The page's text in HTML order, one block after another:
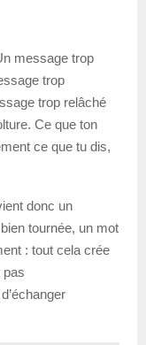
message trop
trop
trop relâché
Ce que ton
ce que tu dis,
donc un
tournée, un mot
: tout cela crée
pas